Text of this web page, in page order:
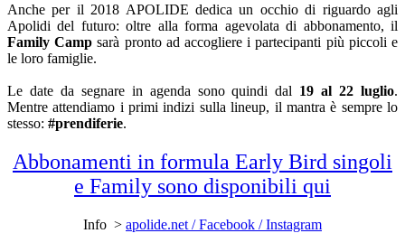
Anche per il 2018 APOLIDE dedica un occhio di riguardo agli
Apolidi del futuro: oltre alla forma agevolata di abbonamento, il
Family Camp sarà pronto ad accogliere i partecipanti più piccoli e
le loro famiglie.
Le date da segnare in agenda sono quindi dal 19 al 22 luglio.
Mentre attendiamo i primi indizi sulla lineup, il mantra è sempre lo
stesso: #prendiferie.
Abbonamenti in formula Early Bird singoli
e Family sono disponibili qui
Info > apolide.net /Facebook /Instagram